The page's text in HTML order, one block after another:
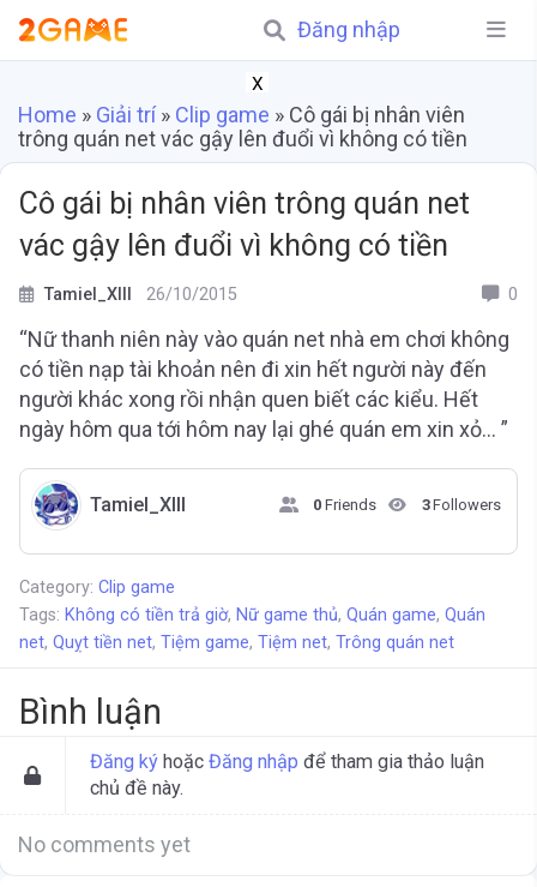
Đăng nhập
X
Home » Giải trí» Clip game » Cô gái bị nhân viên
trông quán net vác gậy lên đuổi vì không có tiền
Cô gái bị nhân viên trông quán net
vác gậy lên đuổi vì không có tiền
Tamiel_XIII 26/10/2015 0
“Nữ thanh niên này vào quán net nhà em chơi không
có tiền nạp tài khoản nên đi xin hết người này đến
người khác xong rồi nhận quen biết các kiểu. Hết
ngày hôm qua tới hôm nay lại ghé quán em xin xỏ… ”
Tamiel_XIII 0 Friends 3Followers
Category: Clip game
Tags: Không có tiền trả giờ, Nữ game thủ, Quán game, Quán
net, Quỵt tiền net, Tiệm game, Tiệm net, Trông quán net
Bình luận
Đăng ký hoặc Đăng nhập để tham gia thảo luận
chủ đề này.
No comments yet